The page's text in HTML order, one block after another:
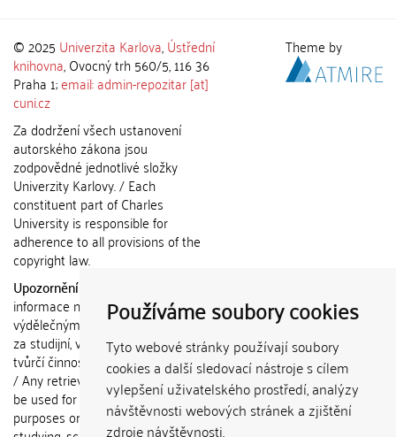
Používáme soubory cookies
Tyto webové stránky používají soubory
cookies a další sledovací nástroje s cílem
vylepšení uživatelského prostředí, analýzy
návštěvnosti webových stránek a zjištění
zdroje návštěvnosti.
© 2025 Univerzita Karlova,Ústřední
knihovna, Ovocný trh 560/5, 116 36
Praha 1;email: admin-repozitar [at]
cuni.cz
Za dodržení všech ustanovení
autorského zákona jsou
zodpovědné jednotlivé složky
Univerzity Karlovy. / Each
constituent part of Charles
University is responsible for
adherence to all provisions of the
copyright law.
Upozornění / Notice:
informace nemohou být použity k
výdělečným účelům nebo vydávány
za studijní, vědeckou nebo jinou
tvůrčí činnost jiné osoby než autora.
/ Any retrieved information shall not
be used for any commercial
purposes or claimed as results of
Theme by